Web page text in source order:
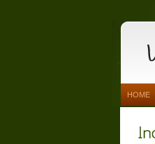
HOME